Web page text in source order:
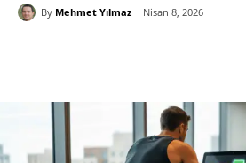
By Mehmet Yılmaz Nisan 8, 2026